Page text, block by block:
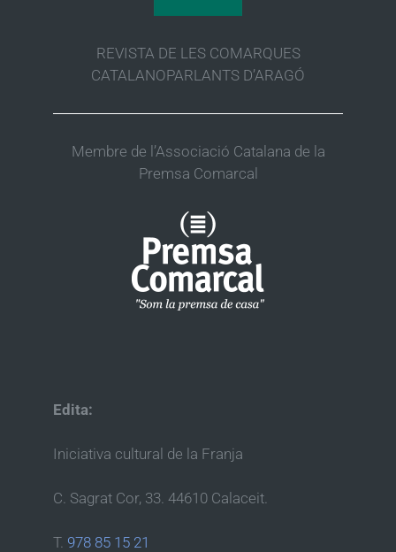
REVISTA DE LES COMARQUES
CATALANOPARLANTS D’ARAGÓ
Membre de l’Associació Catalana de la
Premsa Comarcal
Edita:
Iniciativa cultural de la Franja
C. Sagrat Cor, 33. 44610 Calaceit.
T. 978 85 15 21